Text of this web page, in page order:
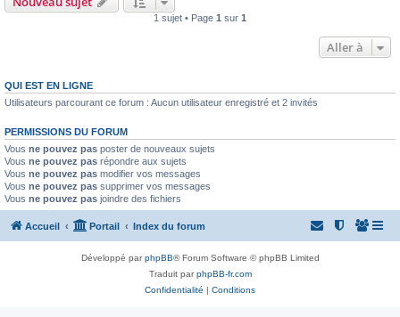
1 sujet • Page 1 sur 1
Aller à
QUI EST EN LIGNE
Utilisateurs parcourant ce forum : Aucun utilisateur enregistré et 2 invités
PERMISSIONS DU FORUM
Vous ne pouvez pas poster de nouveaux sujets
Vous ne pouvez pas répondre aux sujets
Vous ne pouvez pas modifier vos messages
Vous ne pouvez pas supprimer vos messages
Vous ne pouvez pas joindre des fichiers
Accueil Portail Index du forum
Développé parphpBB® Forum Software © phpBB Limited
Traduit parphpBB-fr.com
Confidentialité | Conditions